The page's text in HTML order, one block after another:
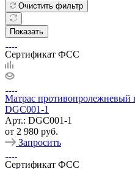
Очистить фильтр
Показать
Сертификат ФСС
Матрас
DGC001-1
Арт.: DGC001-1
от 2 980 руб.
Запросить
Сертификат ФСС